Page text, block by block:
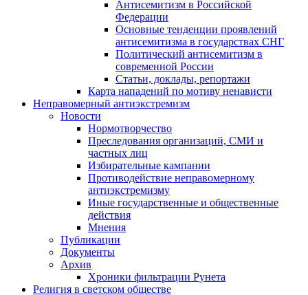
Антисемитизм в Российской
Федерации
Основные тенденции проявлений
антисемитизма в государствах СНГ
Политический антисемитизм в
современной России
Статьи, доклады, репортажи
Карта нападений по мотиву ненависти
Неправомерный антиэкстремизм
Новости
Нормотворчество
Преследования организаций, СМИ и
частных лиц
Избирательные кампании
Противодействие неправомерному
антиэкстремизму
Иные государственные и общественные
действия
Мнения
Публикации
Документы
Архив
Хроники фильтрации Рунета
Религия в светском обществе